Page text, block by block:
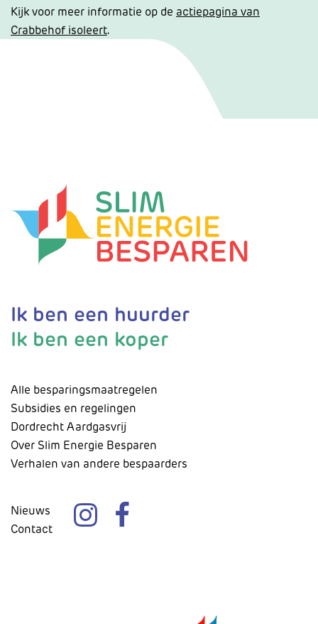
Kijk voor meer informatie op de actiepagina van
Crabbehof isoleert.
Ik ben een huurder
Ik ben een koper
Alle besparingsmaatregelen
Subsidies en regelingen
Dordrecht Aardgasvrij
Over Slim Energie Besparen
Verhalen van andere bespaarders
Nieuws
Contact